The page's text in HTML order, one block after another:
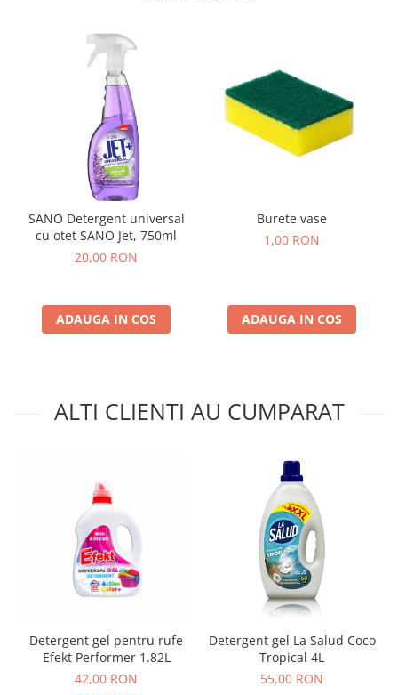
SANO Detergent universal
cu otet SANO Jet, 750ml
20,00 RON
ADAUGA IN COS
Burete vase
1,00 RON
ADAUGA IN COS
ALTI CLIENTI AU CUMPARAT
Detergent gel pentru rufe
Efekt Performer 1.82L
42,00 RON
Detergent gel La Salud Coco
Tropical 4L
55,00 RON